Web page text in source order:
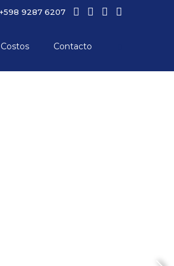
+598 9287 6207
Costos Contacto